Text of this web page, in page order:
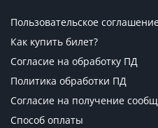
Пользовательское
Как купить билет?
Согласие на обработку ПД
Политика обработки ПД
Согласие на получение
Способ оплаты